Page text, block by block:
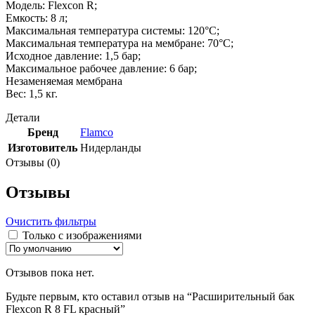
Модель: Flexcon R;
Емкость: 8 л;
Максимальная температура системы: 120°C;
Максимальная температура на мембране: 70°C;
Исходное давление: 1,5 бар;
Максимальное рабочее давление: 6 бар;
Незаменяемая мембрана
Вес: 1,5 кг.
Детали
Бренд
Flamco
Изготовитель Нидерланды
Отзывы (0)
Отзывы
Очистить фильтры
Только с изображениями
Отзывов пока нет.
Будьте первым, кто оставил отзыв на “Расширительный бак
Flexcon R 8 FL красный”